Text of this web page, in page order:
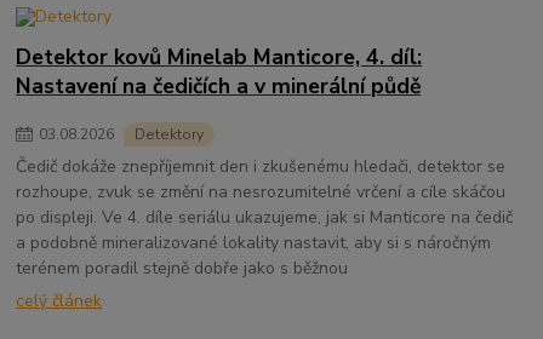
Detektor kovů Minelab Manticore, 4. díl:
Nastavení na čedičích a v minerální půdě
03.08.2026 Detektory
Čedič dokáže znepříjemnit den i zkušenému hledači, detektor se
rozhoupe, zvuk se změní na nesrozumitelné vrčení a cíle skáčou
po displeji. Ve 4. díle seriálu ukazujeme, jak si Manticore na čedič
a podobně mineralizované lokality nastavit, aby si s náročným
terénem poradil stejně dobře jako s běžnou
celý článek